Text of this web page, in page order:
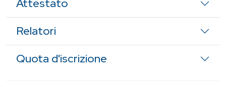
Attestato
Relatori
Quota d'iscrizione